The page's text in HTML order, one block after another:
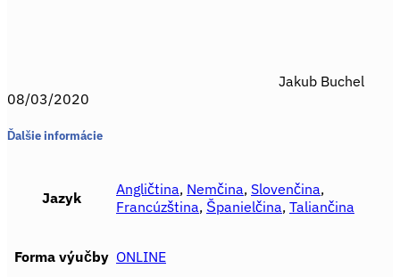
Jakub Buchel
08/03/2020
Ďalšie informácie
Jazyk Angličtina, Nemčina, Slovenčina,
Francúzština, Španielčina, Taliančina
Forma výučby ONLINE